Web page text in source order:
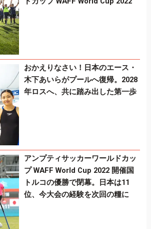
おかえりなさい！日本のエース・
木下あいらがプールへ復帰。2028
年ロスへ、共に踏み出した第一歩
アンプティサッカーワールドカッ
プ WAFF World Cup 2022 開催国
トルコの優勝で閉幕。日本は11
位、今大会の経験を次回の糧に